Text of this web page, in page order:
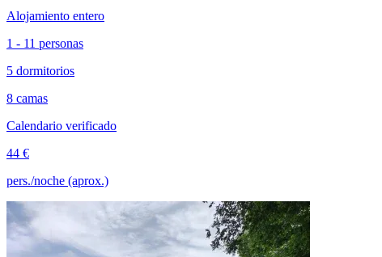
Alojamiento entero
1 - 11 personas
5 dormitorios
8 camas
Calendario verificado
44 €
pers./noche (aprox.)